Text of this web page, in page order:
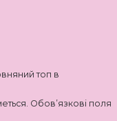
топ в
Обов’язкові поля